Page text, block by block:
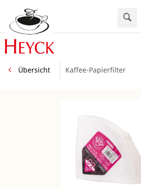
Übersicht Kaffee-Papierfilter